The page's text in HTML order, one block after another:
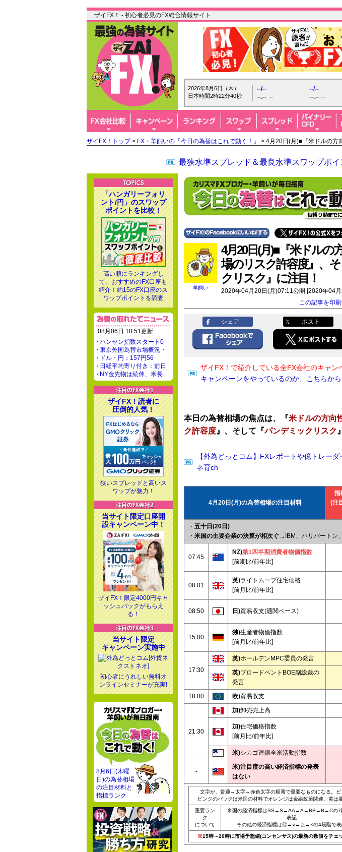
ザイFX！ - 初心者必見のFX総合情報サイト
2026年8月6日（木）
日本時間2時22分42秒
--/--
--.-- --
--/--
--.-- --
ザイFX！トップ> FX・羊飼いの「今日の為替はこれで動く！」 > 4月20日(月)■『米ドルの方
最狭水準スプレッド＆最良水準スワップポ
羊飼い
4月20日(月)■『米ドルの
場のリスク許容度』、
クリスク』に注目！
2020年04月20日(月)07:11公開 [2020年04
この記事を印
シェア ポスト
ザイFX！で紹介している全FX会社のキャン
キャンペーンをやっているのか、こちらから
本日の為替相場の焦点は、『米ドルの方向
ク許容度 』、そして『パンデミックリスク
【外為どっとコム】FXレポートや億トレー
ネ育ch
4月20日(月)の為替相場の注目材料
指
(注
・ 五十日(20日)
・ 米国の主要企業の決算が相次ぐ→ IBM、ハリバートン
07:45
NZ)第1四半期消費者物価指数
[前期比/前年比]
08:01
英)ライトムーブ住宅価格
[前月比/前年比]
08:50 日)貿易収支(通関ベース)
15:00
独)生産者物価指数
[前月比/前年比]
17:30
英)ホールデンMPC委員の発言
英)ブロードベントBOE副総裁の
発言
18:00 欧)貿易収支
21:30
加)卸売売上高
加)住宅価格指数
[前月比/前年比]
米)シカゴ連銀全米活動指数
-
米)注目度の高い経済指標の発表
はない
文字が、普通→太字→赤色太字の順番で重要なものになる。ピ
ピンクのバックは米国の材料でオレンジは金融政策関連、黄は
重要ラン
ク
について
米国の経済指標はSS→S→AA→A→BB→B→Cの7
表記
その他の経済指標は◎→○→△→×の4段階で表
※15時～20時に市場予想値(コンセンサス)の最新の数値をチェ
「ハンガリーフォリ
ント/円」のスワップ
ポイントを比較！
高い順にランキングし
て、おすすめのFX口座も
紹介！約15のFX口座のス
ワップポイントを調査
08月06日 10:51更新
ハンセン指数スタート0
東京外国為替市場概況・
ドル・円：157円56
日経平均寄り付き：前日
NY金先物は続伸、米長
ザイFX！読者に
圧倒的人気！
狭いスプレッドと高いス
ワップが魅力！
当サイト限定口座開
設キャンペーン中！
ザイFX！限定4000円キャ
ッシュバックがもらえ
る！
当サイト限定
キャンペーン実施中
初心者にうれしい無料オ
ンラインセミナーが充実!
8月6日(木曜
日)の為替相場
の注目材料と
指標ランク